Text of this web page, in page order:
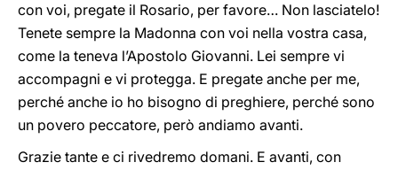
con voi, pregate il Rosario, per favore… Non lasciatelo!
Tenete sempre la Madonna con voi nella vostra casa,
come la teneva l’Apostolo Giovanni. Lei sempre vi
accompagni e vi protegga. E pregate anche per me,
perché anche io ho bisogno di preghiere, perché sono
un povero peccatore, però andiamo avanti.
Grazie tante e ci rivedremo domani. E avanti, con